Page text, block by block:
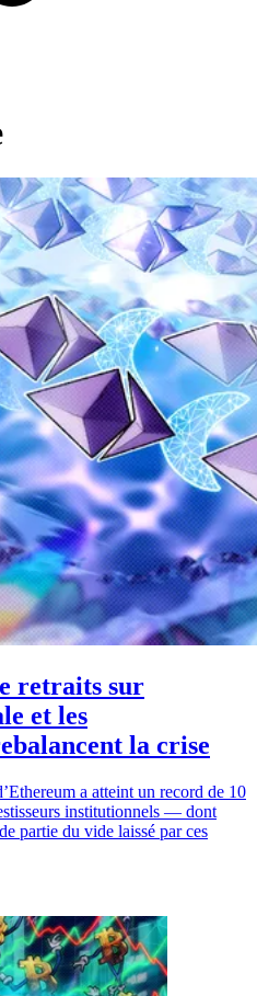
retraits sur
et les
la crise
a atteint un record de 10
institutionnels — dont
partie du vide laissé par ces